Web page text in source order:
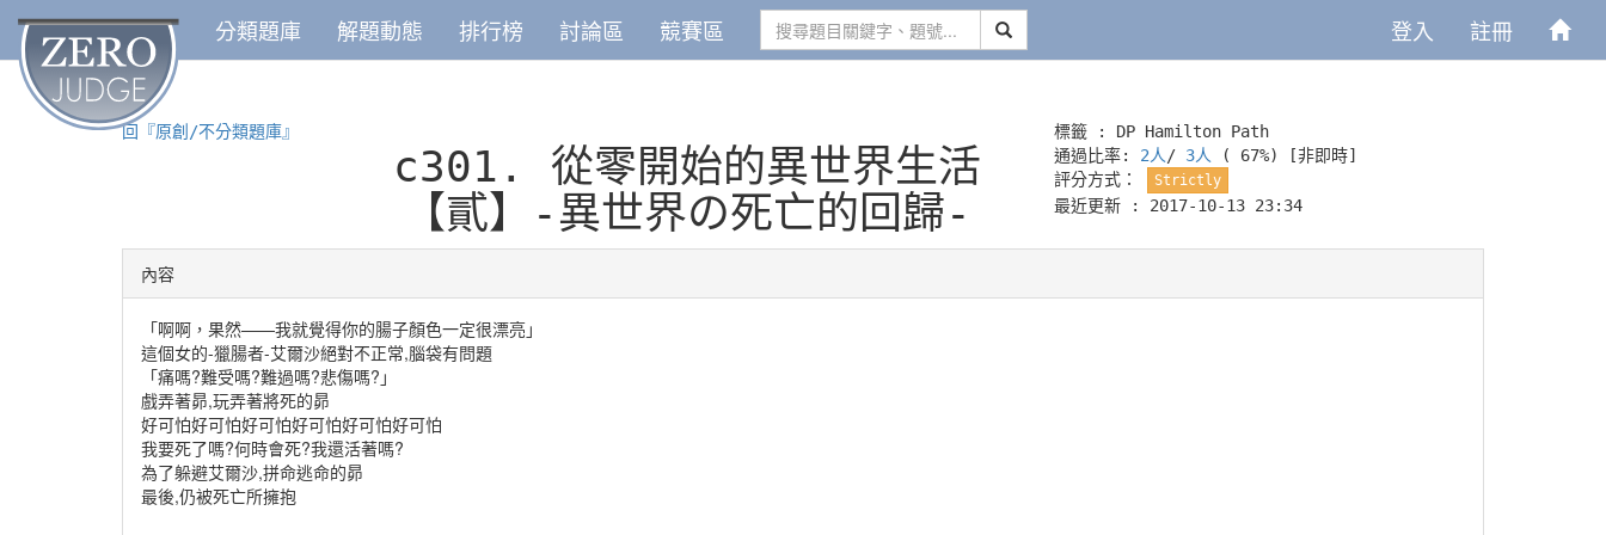
分類題庫 解題動態 排行榜 討論區 競賽區 登入 註冊
回『原創/不分類題庫』
c301. 從零開始的異世界生活
【貳】-異世界の死亡的回歸-
標籤 : DP Hamilton Path
通過比率: 2人 / 3人 ( 67%)
[非即時]
評分方式：
Strictly
最近更新 : 2017-10-13 23:34
內容
「啊啊，果然——我就覺得你的腸子顏色一定很漂亮」
這個女的-獵腸者-艾爾沙絕對不正常,腦袋有問題
「痛嗎?難受嗎?難過嗎?悲傷嗎?」
戲弄著昴,玩弄著將死的昴
好可怕好可怕好可怕好可怕好可怕好可怕
我要死了嗎?何時會死?我還活著嗎?
為了躲避艾爾沙,拼命逃命的昴
最後,仍被死亡所擁抱